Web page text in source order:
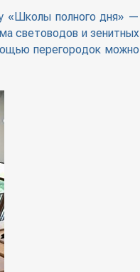
«Школы полного дня» —
световодов и зенитных
перегородок можно